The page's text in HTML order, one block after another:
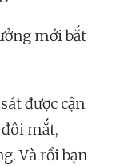
mới bắt
được cận
mắt,
Và rồi bạn